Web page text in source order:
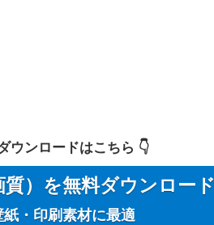
ウンロードはこちら 👇️
質）を無料ダウンロード
紙・印刷素材に最適